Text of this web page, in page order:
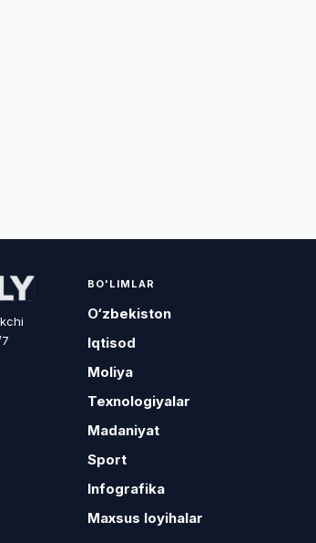
BO'LIMLAR
O‘zbekiston
Iqtisod
Moliya
Texnologiyalar
Madaniyat
Sport
Infografika
Maxsus loyihalar